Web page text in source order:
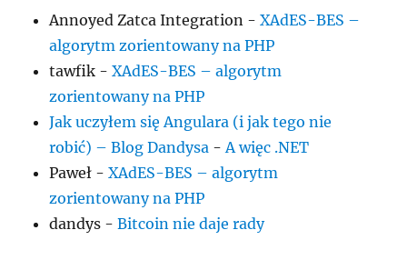
Annoyed Zatca Integration -XAdES-BES –
algorytm zorientowany na PHP
tawfik -XAdES-BES – algorytm
zorientowany na PHP
Jak uczyłem się Angulara (i jak tego nie
robić) – Blog Dandysa -A więc .NET
Paweł -XAdES-BES – algorytm
zorientowany na PHP
dandys -Bitcoin nie daje rady